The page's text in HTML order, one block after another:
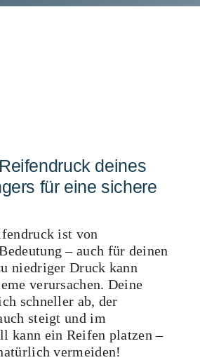
deines
für eine sichere
ist von
– auch für deinen
niedriger Druck kann
verursachen. Deine
schneller ab, der
steigt und im
kann ein Reifen platzen –
vermeiden!